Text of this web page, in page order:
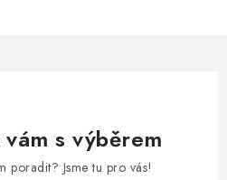
vám s výběrem
poradit? Jsme tu pro vás!